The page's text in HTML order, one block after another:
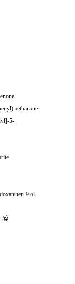
5-
9-ol
醇